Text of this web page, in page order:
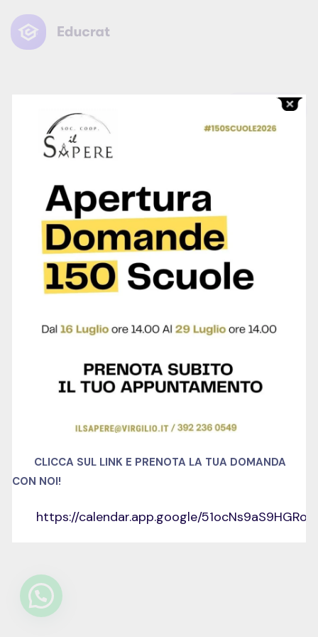
CLICCA SUL LINK E PRENOTA LA TUA DOMANDA
CON NOI!
https://calendar.app.google/